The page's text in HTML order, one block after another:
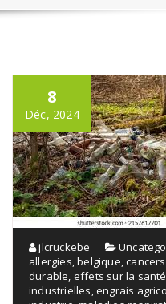
8
Déc, 2024
jlcruckebe
allergies ,belgique ,cancers
durable effets sur la
industrielles ,engrais